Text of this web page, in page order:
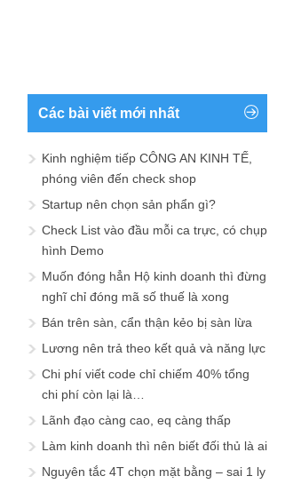
Các bài viết mới nhất
Kinh nghiệm tiếp CÔNG AN KINH TẾ,
phóng viên đến check shop
Startup nên chọn sản phẩn gì?
Check List vào đầu mỗi ca trực, có chụp
hình Demo
Muốn đóng hẳn Hộ kinh doanh thì đừng
nghĩ chỉ đóng mã số thuế là xong
Bán trên sàn, cẩn thận kẻo bị sàn lừa
Lương nên trả theo kết quả và năng lực
Chi phí viết code chỉ chiếm 40% tổng
chi phí còn lại là…
Lãnh đạo càng cao, eq càng thấp
Làm kinh doanh thì nên biết đối thủ là ai
Nguyên tắc 4T chọn mặt bằng – sai 1 ly